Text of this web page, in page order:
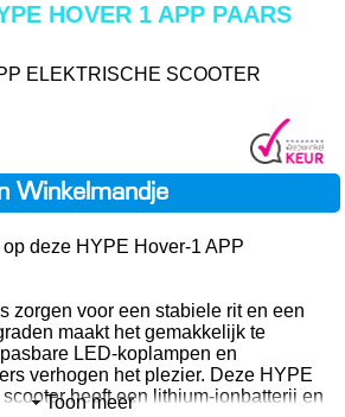
HOVER 1 APP PAARS
ELEKTRISCHE SCOOTER
Winkelmandje
deze HYPE Hover-1 APP
zorgen voor een stabiele rit en een
maakt het gemakkelijk te
LED-koplampen en
verhogen het plezier. Deze HYPE
heeft een lithium-ionbatterij en
Toon meer